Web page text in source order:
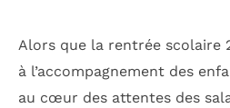
Alors que la rentrée scolaire
à l’accompagnement des
au cœur des attentes des